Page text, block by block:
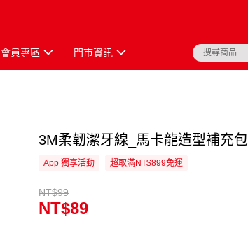
會員專區 門市資訊
3M柔韌潔牙線_馬卡龍造型補充包
App 獨享活動 超取滿NT$899免運
NT$99
NT$89